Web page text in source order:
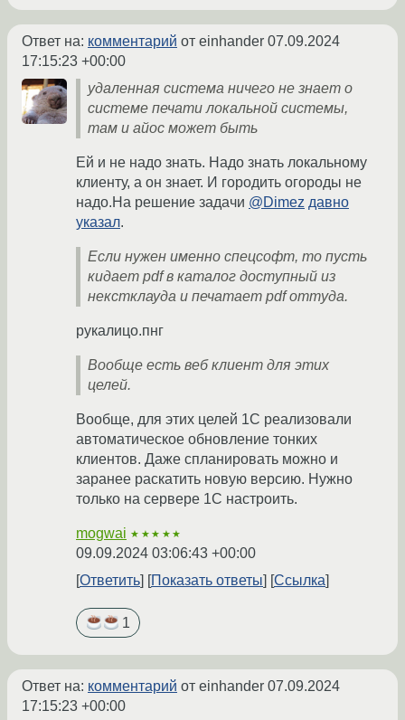
Ответ на: комментарий от einhander 07.09.2024
17:15:23 +00:00
удаленная система ничего не знает о
системе печати локальной системы,
там и айос может быть
Ей и не надо знать. Надо знать локальному
клиенту, а он знает. И городить огороды не
надо.На решение задачи @Dimez давно
указал.
Если нужен именно спецсофт, то пусть
кидает pdf в каталог доступный из
некстклауда и печатает pdf оттуда.
рукалицо.пнг
Вообще есть веб клиент для этих
целей.
Вообще, для этих целей 1С реализовали
автоматическое обновление тонких
клиентов. Даже спланировать можно и
заранее раскатить новую версию. Нужно
только на сервере 1С настроить.
mogwai ★★★★★
09.09.2024 03:06:43 +00:00
Ответить
Показать ответы Ссылка
1
Ответ на: комментарий от einhander 07.09.2024
17:15:23 +00:00